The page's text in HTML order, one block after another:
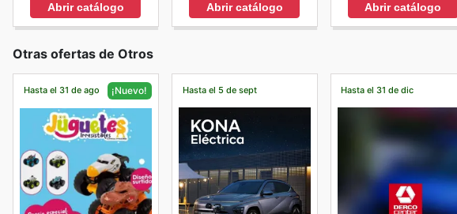
Abrir catálogo Abrir catálogo Abrir catálogo
Otras ofertas de Otros
Hasta el 31 de ago ¡Nuevo! Hasta el 5 de sept Hasta el 31 de dic